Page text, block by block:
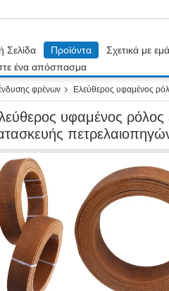
Σελίδα Προϊόντα Σχετικά με
ένα απόσπασμα
φρένων Ελεύθερος υφαμένος
υφαμένος